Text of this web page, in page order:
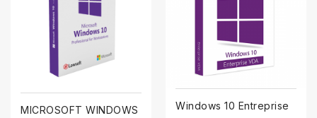
MICROSOFT WINDOWS
Windows 10 Entreprise